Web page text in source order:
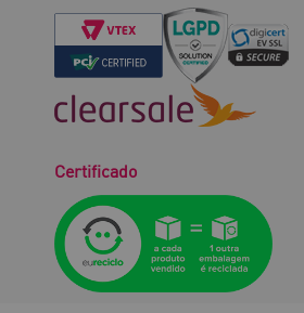
Certificado